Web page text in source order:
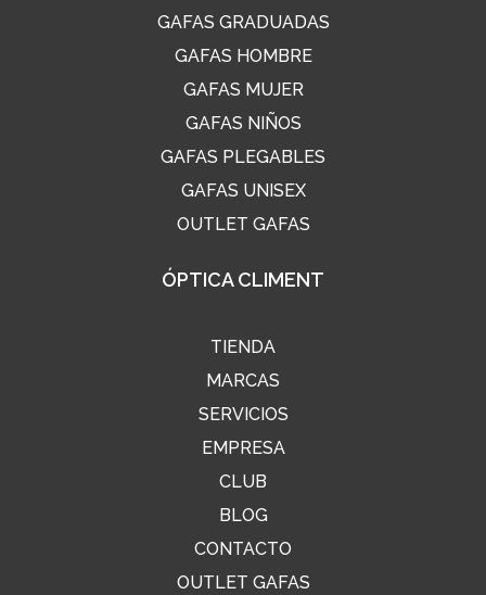
GAFAS GRADUADAS
GAFAS HOMBRE
GAFAS MUJER
GAFAS NIÑOS
GAFAS PLEGABLES
GAFAS UNISEX
OUTLET GAFAS
ÓPTICA CLIMENT
TIENDA
MARCAS
SERVICIOS
EMPRESA
CLUB
BLOG
CONTACTO
OUTLET GAFAS